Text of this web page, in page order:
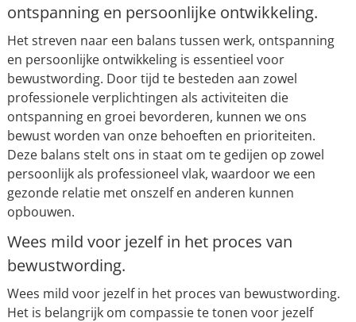
ontspanning en persoonlijke ontwikkeling.
Het streven naar een balans tussen werk, ontspanning
en persoonlijke ontwikkeling is essentieel voor
bewustwording. Door tijd te besteden aan zowel
professionele verplichtingen als activiteiten die
ontspanning en groei bevorderen, kunnen we ons
bewust worden van onze behoeften en prioriteiten.
Deze balans stelt ons in staat om te gedijen op zowel
persoonlijk als professioneel vlak, waardoor we een
gezonde relatie met onszelf en anderen kunnen
opbouwen.
Wees mild voor jezelf in het proces van
bewustwording.
Wees mild voor jezelf in het proces van bewustwording.
Het is belangrijk om compassie te tonen voor jezelf